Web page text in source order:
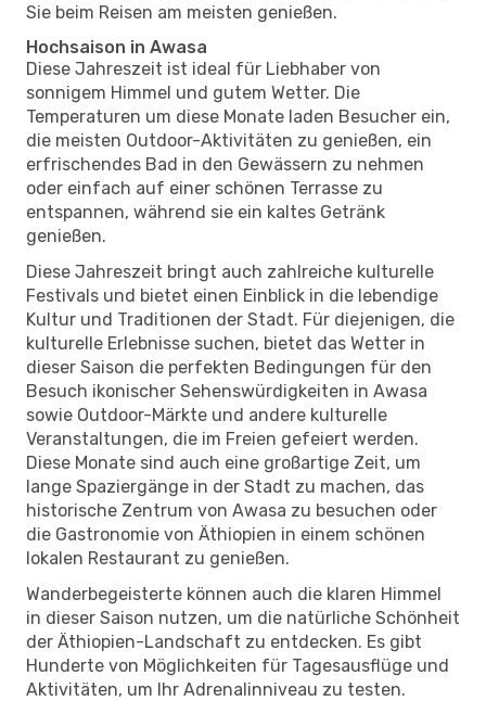
Sie beim Reisen am meisten genießen.
Hochsaison in Awasa
Diese Jahreszeit ist ideal für Liebhaber von
sonnigem Himmel und gutem Wetter. Die
Temperaturen um diese Monate laden Besucher ein,
die meisten Outdoor-Aktivitäten zu genießen, ein
erfrischendes Bad in den Gewässern zu nehmen
oder einfach auf einer schönen Terrasse zu
entspannen, während sie ein kaltes Getränk
genießen.
Diese Jahreszeit bringt auch zahlreiche kulturelle
Festivals und bietet einen Einblick in die lebendige
Kultur und Traditionen der Stadt. Für diejenigen, die
kulturelle Erlebnisse suchen, bietet das Wetter in
dieser Saison die perfekten Bedingungen für den
Besuch ikonischer Sehenswürdigkeiten in Awasa
sowie Outdoor-Märkte und andere kulturelle
Veranstaltungen, die im Freien gefeiert werden.
Diese Monate sind auch eine großartige Zeit, um
lange Spaziergänge in der Stadt zu machen, das
historische Zentrum von Awasa zu besuchen oder
die Gastronomie von Äthiopien in einem schönen
lokalen Restaurant zu genießen.
Wanderbegeisterte können auch die klaren Himmel
in dieser Saison nutzen, um die natürliche Schönheit
der Äthiopien-Landschaft zu entdecken. Es gibt
Hunderte von Möglichkeiten für Tagesausflüge und
Aktivitäten, um Ihr Adrenalinniveau zu testen.